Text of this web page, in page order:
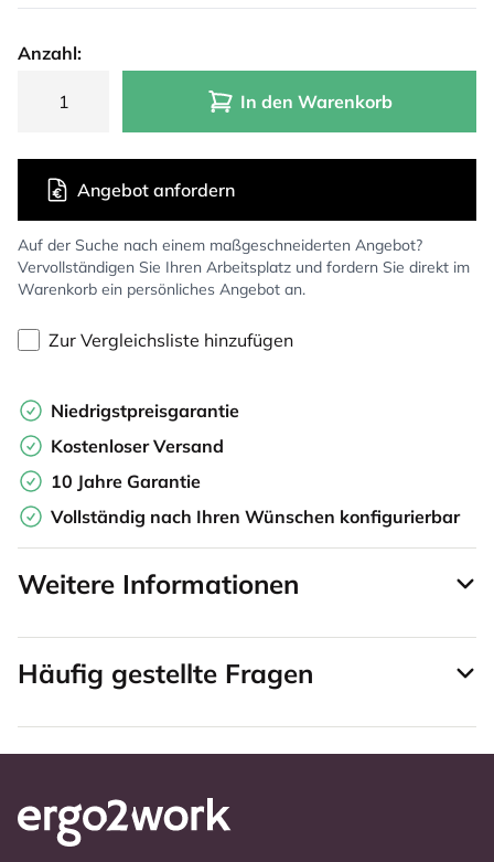
Anzahl:
In den Warenkorb
Auf der Suche nach einem maßgeschneiderten Angebot?
Vervollständigen Sie Ihren Arbeitsplatz und fordern Sie direkt im
Warenkorb ein persönliches Angebot an.
Angebot anfordern
Zur Vergleichsliste hinzufügen
Niedrigstpreisgarantie
Kostenloser Versand
10 Jahre Garantie
Vollständig nach Ihren Wünschen konfigurierbar
Weitere Informationen
Häufig gestellte Fragen